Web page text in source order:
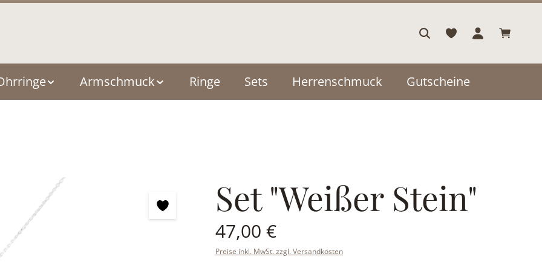
Armschmuck Ringe Sets Herrenschmuck Gutscheine
Set "Weißer Stein"
Regulärer Preis:
47,00 €
Preise inkl. MwSt. zzgl. Versandkosten